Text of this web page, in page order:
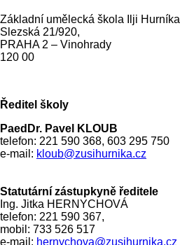
Základní umělecká škola Ilji Hurníka
Slezská 21/920,
PRAHA 2 – Vinohrady
120 00
Ředitel školy
PaedDr. Pavel KLOUB
telefon: 221 590 368, 603 295 750
e-mail: kloub@zusihurnika.cz
Statutární zástupkyně ředitele
Ing. Jitka HERNYCHOVÁ
telefon: 221 590 367,
mobil: 733 526 517
e-mail: hernychova@zusihurnika.cz